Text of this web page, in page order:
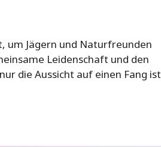
um Jägern und Naturfreunden
Leidenschaft und den
die Aussicht auf einen Fang ist